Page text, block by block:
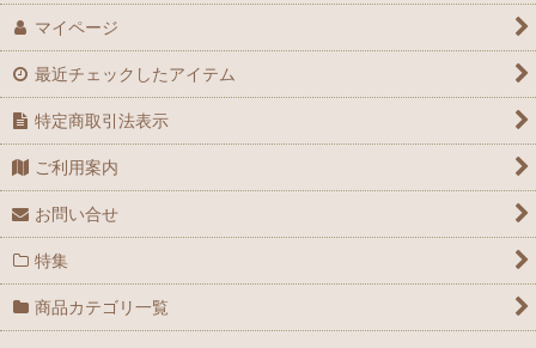
マイページ
最近チェックしたアイテム
特定商取引法表示
ご利用案内
お問い合せ
特集
商品カテゴリ一覧